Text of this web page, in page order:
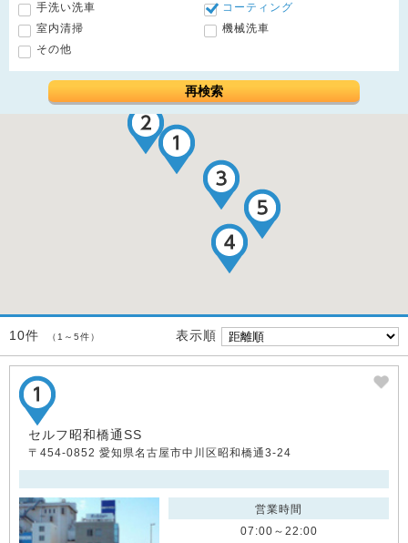
手洗い洗車
コーティング
室内清掃
機械洗車
その他
再検索
10件 （1～5件） 表示順
セルフ昭和橋通SS
〒454-0852 愛知県名古屋市中川区昭和橋通3-24
営業時間
07:00～22:00